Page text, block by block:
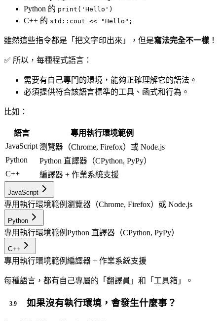
Python 的 print('Hello')
C++ 的 std::cout << "Hello";
雖然這些指令都是「把文字印出來」，但是寫法完全不一樣 ！
✅ 所以，每種程式語言：
需要有自己專門的環境，能夠正確理解它的語法。
必須提供符合該語言標準的工具、函式和行為。
比如：
語言
專用執行環境範例
JavaScript 瀏覽器（Chrome, Firefox）或 Node.js
Python
Python 直譯器（CPython, PyPy）
C++
編譯器 + 作業系統支援
JavaScript
專用執行環境範例 瀏覽器（Chrome, Firefox）或 Node.js
Python
專用執行環境範例 Python 直譯器（CPython, PyPy）
C++
專用執行環境範例 編譯器 + 作業系統支援
每種語言，都有自己專屬的「翻譯員」和「工具箱」。
如果沒有執行環境，會發生什麼事？